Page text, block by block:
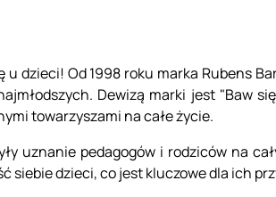
dzieci! Od 1998 roku marka Rubens
Dewizą marki jest "Baw
towarzyszami na całe życie.
uznanie pedagogów i rodziców na
siebie dzieci, co jest kluczowe dla ich